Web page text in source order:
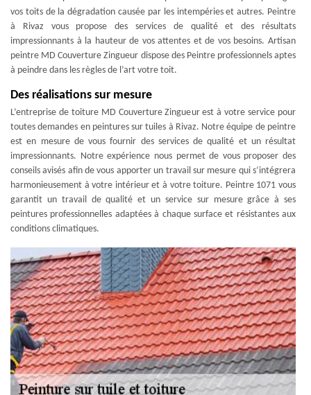
vos toits de la dégradation causée par les intempéries et autres. Peintre
à Rivaz vous propose des services de qualité et des résultats
impressionnants à la hauteur de vos attentes et de vos besoins. Artisan
peintre MD Couverture Zingueur dispose des Peintre professionnels aptes
à peindre dans les règles de l’art votre toit.
Des réalisations sur mesure
L’entreprise de toiture MD Couverture Zingueur est à votre service pour
toutes demandes en peintures sur tuiles à Rivaz. Notre équipe de peintre
est en mesure de vous fournir des services de qualité et un résultat
impressionnants. Notre expérience nous permet de vous proposer des
conseils avisés afin de vous apporter un travail sur mesure qui s’intégrera
harmonieusement à votre intérieur et à votre toiture. Peintre 1071 vous
garantit un travail de qualité et un service sur mesure grâce à ses
peintures professionnelles adaptées à chaque surface et résistantes aux
conditions climatiques.